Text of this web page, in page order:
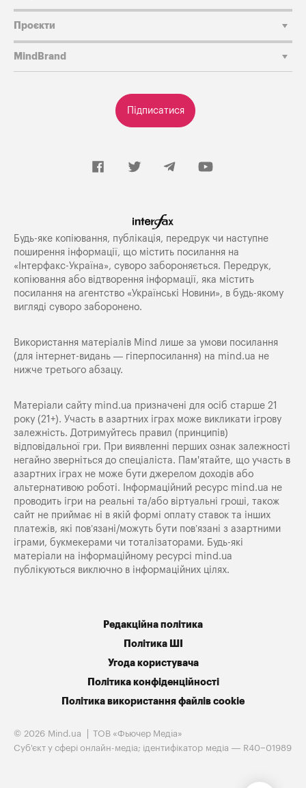
Підписатися
Проєкти
MindBrand
Будь-яке копiювання, публiкацiя, передрук чи наступне
поширення iнформацiї, що мiстить посилання на
«Iнтерфакс-Україна», суворо забороняється. Передрук,
копіювання або відтворення інформації, яка містить
посилання на агентство «Українські Новини», в будь-якому
вигляді суворо заборонено.
Використання матеріалів Mind лише за умови посилання
(для інтернет-видань — гіперпосилання) на mind.ua не
нижче третього абзацу.
Матеріали сайту mind.ua призначені для осіб старше 21
року (21+). Участь в азартних іграх може викликати ігрову
залежність. Дотримуйтесь правил (принципів)
відповідальної гри. При виявленні перших ознак залежності
негайно зверніться до спеціаліста. Пам'ятайте, що участь в
азартних іграх не може бути джерелом доходів або
альтернативою роботі. Інформаційний ресурс mind.ua не
проводить ігри на реальні та/або віртуальні гроші, також
сайт не приймає ні в якій формі оплату ставок та інших
платежів, які пов’язані/можуть бути пов’язані з азартними
іграми, букмекерами чи тоталізаторами. Будь-які
матеріали на інформаційному ресурсі mind.ua
публікуються виключно в інформаційних цілях.
Редакційна політика
Політика ШІ
Угода користувача
Політика конфіденційності
Політика використання файлів cookie
© 2026 Mind.ua
ТОВ «Фьючер Медiа»
Cуб'єкт у сфері онлайн-медіа; ідентифікатор медіа — R40−01989